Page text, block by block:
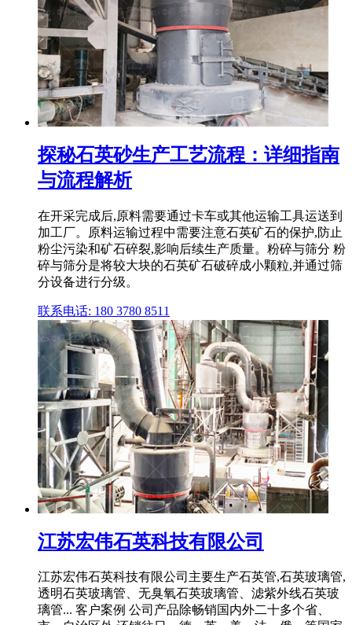
探秘石英砂生产工艺流程：详细指南
与流程解析
在开采完成后,原料需要通过卡车或其他运输工具运送到
加工厂。原料运输过程中需要注意石英矿石的保护,防止
粉尘污染和矿石碎裂,影响后续生产质量。粉碎与筛分 粉
碎与筛分是将较大块的石英矿石破碎成小颗粒,并通过筛
分设备进行分级。
联系电话: 180 3780 8511
江苏宏伟石英科技有限公司
江苏宏伟石英科技有限公司主要生产石英管,石英玻璃管,
透明石英玻璃管、无臭氧石英玻璃管、滤紫外线石英玻
璃管... 客户案例 公司产品除畅销国内外二十多个省、